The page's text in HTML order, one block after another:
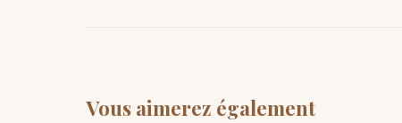
Vous aimerez également